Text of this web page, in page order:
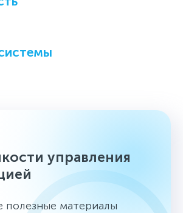
управления
полезные материалы